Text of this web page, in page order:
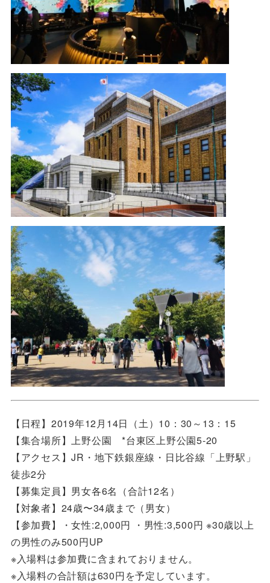
【日程】2019年12月14日（土）10：30～13：15
【集合場所】上野公園 *台東区上野公園5-20
【アクセス】JR・地下鉄銀座線・日比谷線「上野駅」
徒歩2分
【募集定員】男女各6名（合計12名）
【対象者】24歳〜34歳まで（男女）
【参加費】・女性:2,000円 ・男性:3,500円 ※30歳以上
の男性のみ500円UP
※入場料は参加費に含まれておりません。
※入場料の合計額は630円を予定しています。